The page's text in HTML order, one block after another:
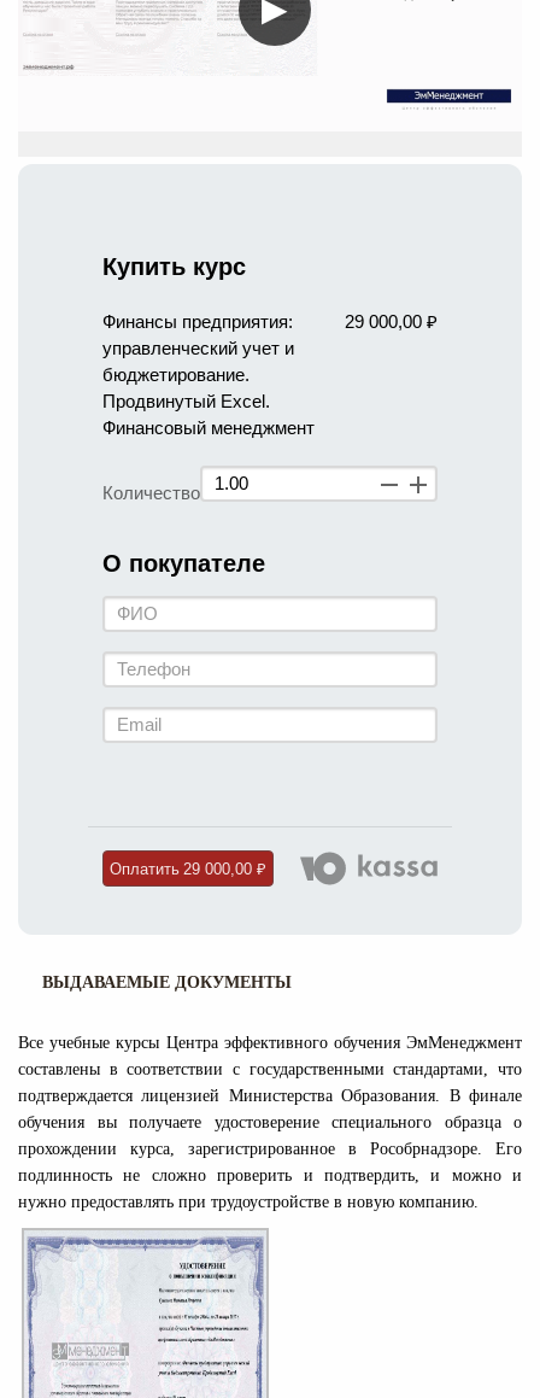
▶
Купить курс
Финансы предприятия:
управленческий учет и
бюджетирование.
Продвинутый Excel.
Финансовый менеджмент
29 000,00 ₽
Количество
О покупателе
Оплатить 29 000,00 ₽
ВЫДАВАЕМЫЕ ДОКУМЕНТЫ
Все учебные курсы Центра эффективного обучения ЭмМенеджмент
составлены в соответствии с государственными стандартами, что
подтверждается лицензией Министерства Образования. В финале
обучения вы получаете удостоверение специального образца о
прохождении курса, зарегистрированное в Рособрнадзоре. Его
подлинность не сложно проверить и подтвердить, и можно и
нужно предоставлять при трудоустройстве в новую компанию.